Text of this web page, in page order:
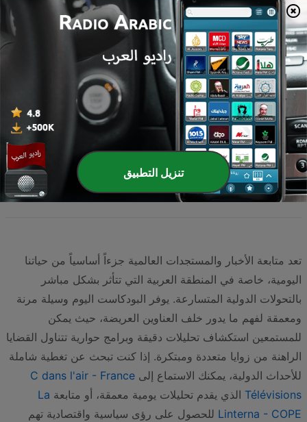
Géopolitique
RFI - حلقة 24
منذ 4 أيام
RONZHEIMER.
Paul Ronzheimer - حلقة 785
قبل 2 ساعة 45 min
تعد متابعة الأخبار والمستجدات العالمية جزءاً أساسياً من حياتنا
اليومية، خاصة في المنطقة العربية التي تتأثر بشكل مباشر
بالتحولات الدولية المتسارعة. يوفر البودكاست اليوم وسيلة مرنة
ومعمقة لفهم ما يدور خلف العناوين العريضة، حيث يمكن
للمستمعين استكشاف تحليلات دقيقة وبرامج حوارية تتناول القضايا
الراهنة من زوايا متعددة ومبتكرة. إذا كنت تبحث عن تغطية شاملة
للأحداث الدولية، يمكنك الاستماع إلى C dans l'air - France
Télévisions الذي يقدم تحليلات يومية معمقة، أو متابعة La
Linterna - COPE للحصول على رؤى سياسية واقتصادية تهم
تنزيل التطبيق